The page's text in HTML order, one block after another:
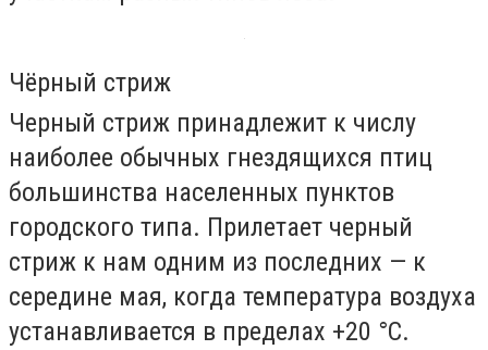
Чёрный стриж
Черный стриж принадлежит к числу
наиболее обычных гнездящихся птиц
большинства населенных пунктов
городского типа. Прилетает черный
стриж к нам одним из последних — к
середине мая, когда температура воздуха
устанавливается в пределах +20 °С.